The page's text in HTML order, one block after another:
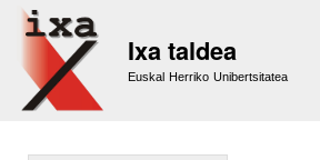
Ixa taldea
Euskal Herriko Unibertsitatea